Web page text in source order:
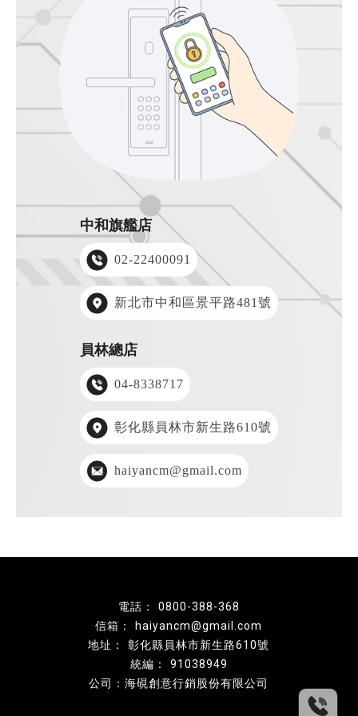
中和旗艦店
02-22400091
新北市中和區景平路481號
員林總店
04-8338717
彰化縣員林市新生路610號
haiyancm@gmail.com
0800-388-368
haiyancm@gmail.com
彰化縣員林市新生路610號
91038949
公司：海硯創意行銷股份有限公司